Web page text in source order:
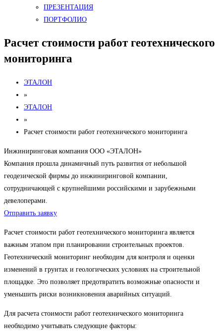
ПРЕЗЕНТАЦИЯ
ПОРТФОЛИО
Расчет стоимости работ геотехнического
мониторинга
ЭТАЛОН
»
ЭТАЛОН
»
Расчет стоимости работ геотехнического мониторинга
Инжиниринговая компания ООО «ЭТАЛОН»
Компания прошла динамичный путь развития от небольшой
геодезической фирмы до инжиниринговой компании,
сотрудничающей с крупнейшими российскими и зарубежными
девелоперами.
Отправить заявку
Расчет стоимости работ геотехнического мониторинга является
важным этапом при планировании строительных проектов.
Геотехнический мониторинг необходим для контроля и оценки
изменений в грунтах и геологических условиях на строительной
площадке. Это позволяет предотвратить возможные опасности и
уменьшить риски возникновения аварийных ситуаций.
Для расчета стоимости работ геотехнического мониторинга
необходимо учитывать следующие факторы: